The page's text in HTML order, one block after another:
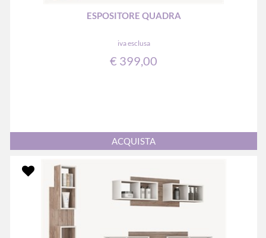
ESPOSITORE QUADRA
iva esclusa
€ 399,00
Quantità
ACQUISTA